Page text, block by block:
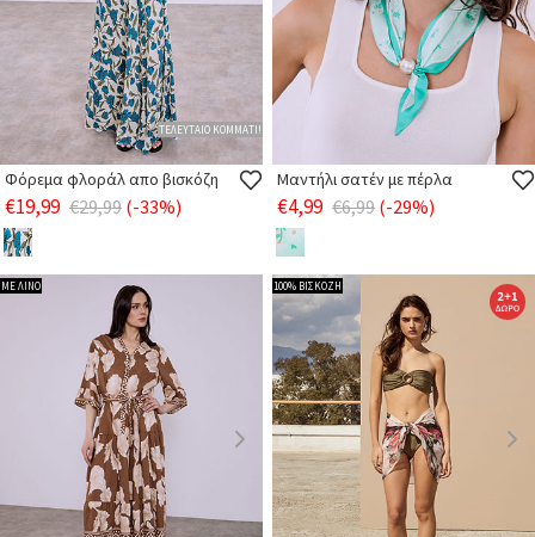
ΤΕΛΕΥΤΑΙΟ ΚΟΜΜΑΤΙ!
Φόρεμα φλοράλ απο βισκόζη
€19,99 €29,99 (-33%)
Μαντήλι σατέν με πέρλα
€4,99 €6,99 (-29%)
ΜΕ ΛΙΝΟ 100% ΒΙΣΚΟΖΗ